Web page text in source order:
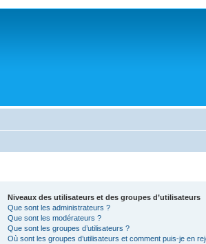
Niveaux des utilisateurs et des groupes d’utilisateurs
Que sont les administrateurs ?
Que sont les modérateurs ?
Que sont les groupes d’utilisateurs ?
Où sont les groupes d’utilisateurs et comment puis-je en